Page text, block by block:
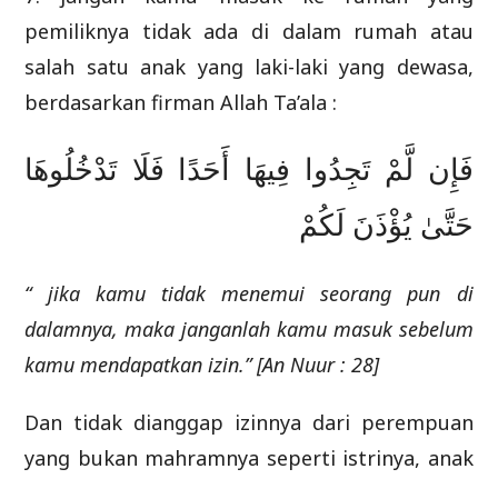
pemiliknya tidak ada di dalam rumah atau
salah satu anak yang laki-laki yang dewasa,
berdasarkan firman Allah Ta’ala :
فَإِن لَّمْ تَجِدُوا فِيهَا أَحَدًا فَلَا تَدْخُلُوهَا
حَتَّىٰ يُؤْذَنَ لَكُمْ
“ jika kamu tidak menemui seorang pun di
dalamnya, maka janganlah kamu masuk sebelum
kamu mendapatkan izin.” [An Nuur : 28]
Dan tidak dianggap izinnya dari perempuan
yang bukan mahramnya seperti istrinya, anak